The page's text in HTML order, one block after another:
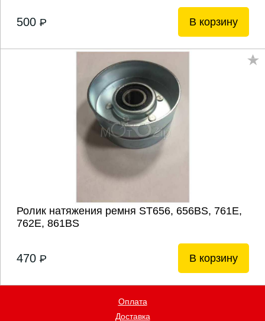
500 P В корзину
Ролик натяжения ремня ST656, 656BS, 761E,
762E, 861BS
470 P В корзину
Оплата
Доставка